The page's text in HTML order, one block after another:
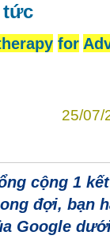
tức
for
25/07/
cộng 1
đợi, bạn
Google